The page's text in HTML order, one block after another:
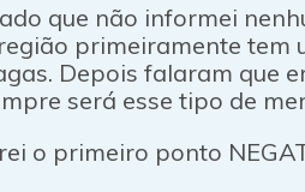
que não informei
primeiramente tem
Depois falaram que
será esse tipo de
o primeiro ponto